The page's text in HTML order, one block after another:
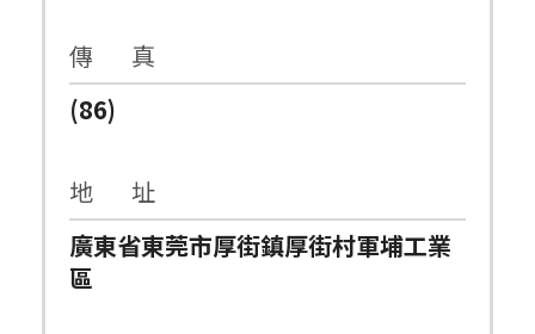
傳 真
(86)
地 址
廣東省東莞市厚街鎮厚街村軍埔工業
區